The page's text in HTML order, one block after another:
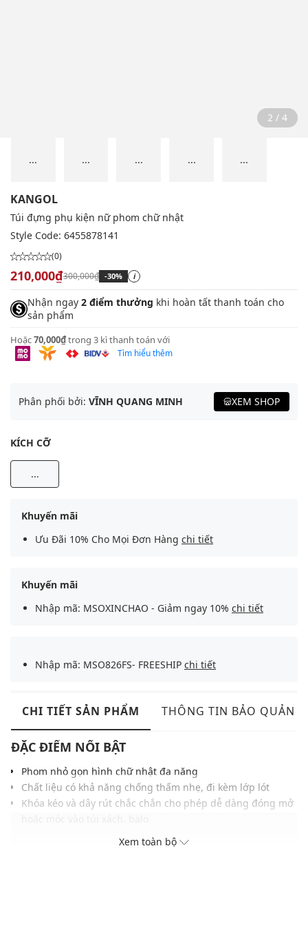
2 / 4
... ... ... ... ...
KANGOL
Túi đựng phụ kiện nữ phom chữ nhật
Style Code: 6455878141
(0)
210,000₫300,000₫ -30% i
Nhận ngay 2 điểm thưởng khi hoàn tất thanh toán cho
sản phẩm
Hoặc70,000₫trong 3 kì thanh toán với
Tìm hiểu thêm
Phân phối bởi: VĨNH QUANG MINH XEM SHOP
KÍCH CỠ
...
Khuyến mãi
Ưu Đãi 10% Cho Mọi Đơn Hàng chi tiết
Khuyến mãi
Nhập mã: MSOXINCHAO - Giảm ngay 10% chi tiết
Nhập mã: MSO826FS- FREESHIP chi tiết
CHI TIẾT SẢN PHẨM THÔNG TIN BẢO QUẢN
ĐẶC ĐIỂM NỔI BẬT
Phom nhỏ gọn hình chữ nhật đa năng
Chất liệu có khả năng chống thấm nhẹ, đi kèm lớp lót
Khóa kéo và dây rút chắc chắn cho phép dễ dàng đóng mở
Logo Kangaroo nổi bật ở mặt trước cùng tag vải may bên
Xem toàn bộ